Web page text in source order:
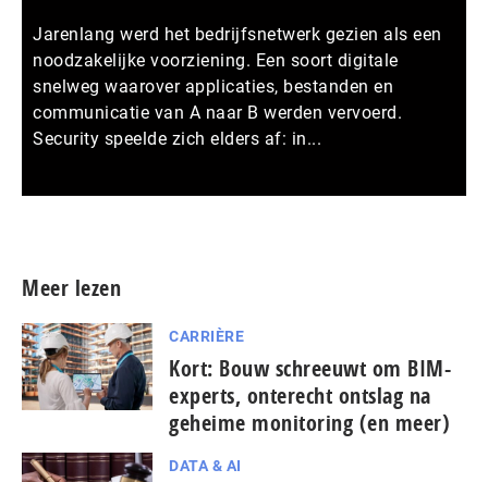
Jarenlang werd het bedrijfsnetwerk gezien als een
noodzakelijke voorziening. Een soort digitale
snelweg waarover applicaties, bestanden en
communicatie van A naar B werden vervoerd.
Security speelde zich elders af: in...
Meer lezen
CARRIÈRE
Kort: Bouw schreeuwt om BIM-
experts, onterecht ontslag na
geheime monitoring (en meer)
DATA & AI